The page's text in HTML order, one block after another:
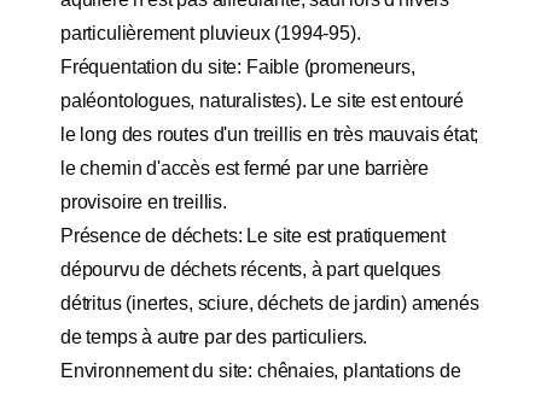
particulièrement pluvieux (1994-95).
Fréquentation du site: Faible (promeneurs,
paléontologues, naturalistes). Le site est entouré
le long des routes d'un treillis en très mauvais état;
le chemin d'accès est fermé par une barrière
provisoire en treillis.
Présence de déchets: Le site est pratiquement
dépourvu de déchets récents, à part quelques
détritus (inertes, sciure, déchets de jardin) amenés
de temps à autre par des particuliers.
Environnement du site: chênaies, plantations de